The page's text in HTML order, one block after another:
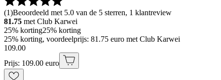
(1)Beoordeeld met 5.0 van de 5 sterren, 1 klantreview
81.75 met Club Karwei
25% korting25% korting
25% korting, voordeelprijs: 81.75 euro met Club Karwei
109.00
Prijs: 109.00 euro